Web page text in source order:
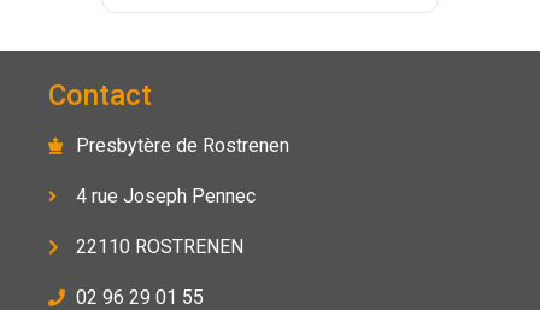
Contact
Presbytère de Rostrenen
4 rue Joseph Pennec
22110 ROSTRENEN
02 96 29 01 55